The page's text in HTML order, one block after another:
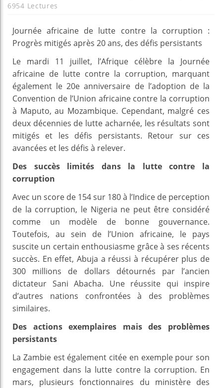
6954 Lectures
Journée africaine de lutte contre la corruption :
Progrès mitigés après 20 ans, des défis persistants
Le mardi 11 juillet, l’Afrique célèbre la Journée
africaine de lutte contre la corruption, marquant
également le 20e anniversaire de l’adoption de la
Convention de l’Union africaine contre la corruption
à Maputo, au Mozambique. Cependant, malgré ces
deux décennies de lutte acharnée, les résultats sont
mitigés et les défis persistants. Retour sur ces
avancées et les défis à relever.
Des succès limités dans la lutte contre la
corruption
Avec un score de 154 sur 180 à l’Indice de perception
de la corruption, le Nigeria ne peut être considéré
comme un modèle de bonne gouvernance.
Toutefois, au sein de l’Union africaine, le pays
suscite un certain enthousiasme grâce à ses récents
succès. En effet, Abuja a réussi à récupérer plus de
300 millions de dollars détournés par l’ancien
dictateur Sani Abacha. Une réussite qui inspire
d’autres nations confrontées à des problèmes
similaires.
Des actions exemplaires mais des problèmes
persistants
La Zambie est également citée en exemple pour son
engagement dans la lutte contre la corruption. En
mars, plusieurs fonctionnaires du ministère des